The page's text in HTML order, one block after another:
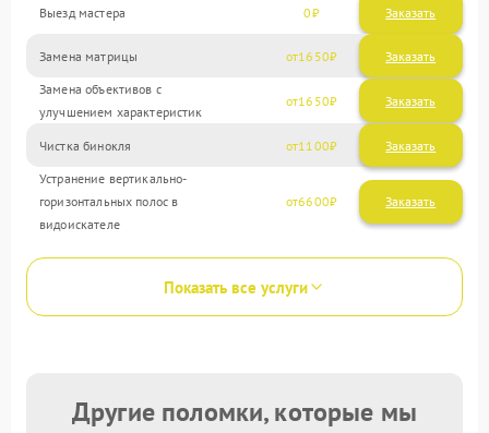
Выезд мастера 0 Заказать
Замена матрицы 1650
Замена объективов с
улучшением характеристик
1650
Чистка бинокля 1100
Устранение вертикально-
горизонтальных полос в
видоискателе
6600
Показать все услуги
Другие поломки, которые мы